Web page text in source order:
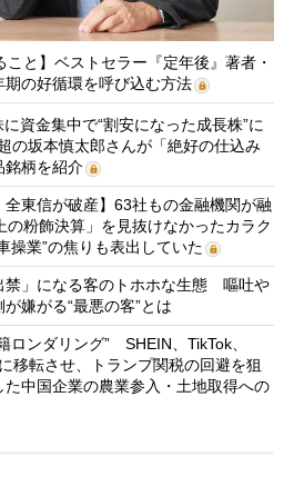
こと】ベストセラー『定年後』著者・
の好循環を呼び込む方法
資金集中で“割安になった成長株”に
坂本慎太郎さんが「絶好の仕込み
銘柄を紹介
全東信が破産】63社もの金融機関が融
の粉飾決算」を見抜けなかったカラク
業”の焦りも表出していた
禁」になる客のトホホな生態 嘔吐や
嫌がる“最悪の客”とは
ロンダリング” SHEIN、TikTok、
移転させ、トランプ関税の回避を狙
中国企業の農業参入・土地取得への